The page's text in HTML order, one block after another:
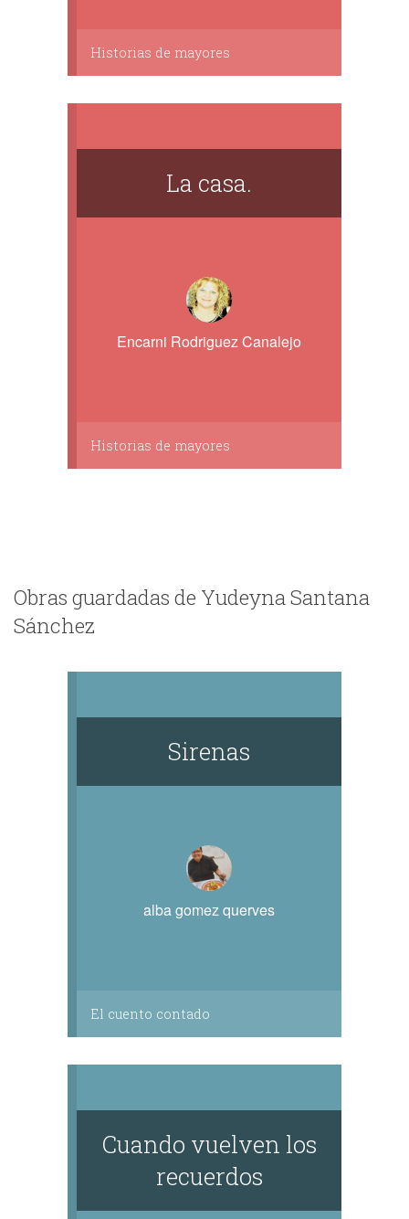
Historias de mayores
La casa.
Encarni Rodriguez Canalejo
Historias de mayores
Obras guardadas de Yudeyna Santana
Sánchez
Sirenas
alba gomez querves
El cuento contado
Cuando vuelven los
recuerdos